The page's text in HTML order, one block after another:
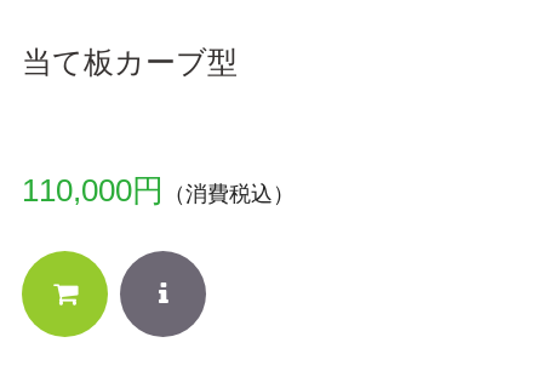
当て板カーブ型
110,000円 （消費税込）